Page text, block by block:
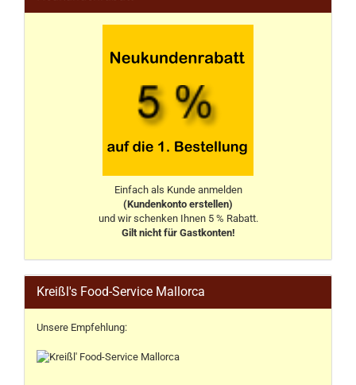
Einfach als Kunde anmelden
(Kundenkonto erstellen)
und wir schenken Ihnen 5 % Rabatt.
Gilt nicht für Gastkonten!
Kreißl's Food-Service Mallorca
Unsere Empfehlung: